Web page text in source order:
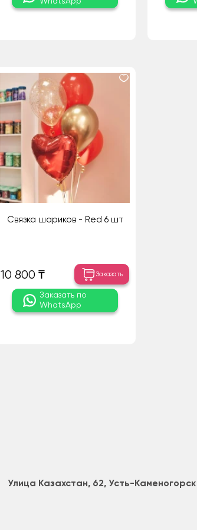
Связка шариков - Red 6 шт
10 800 ₸ Заказать
Заказать по
WhatsApp
Улица Казахстан, 62, Усть-Каменогорск